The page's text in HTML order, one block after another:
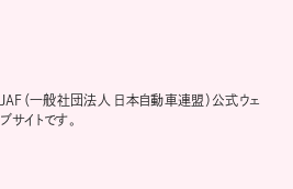
JAF（一般社団法人 日本自動車連盟）公式ウェ
ブサイトです。